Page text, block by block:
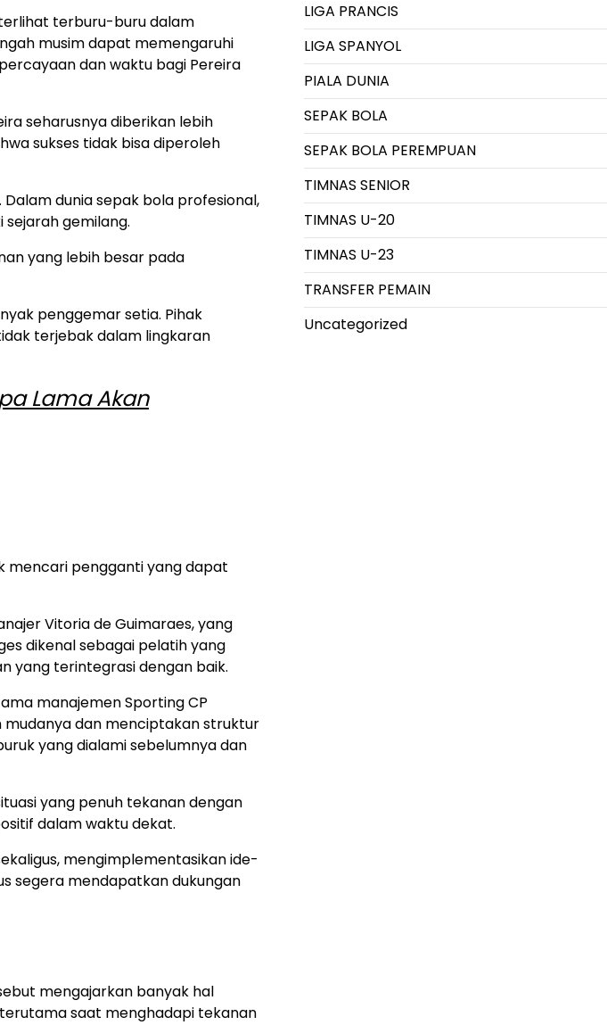
terburu-buru dalam
musim dapat memengaruhi
dan waktu bagi Pereira
seharusnya diberikan lebih
sukses tidak bisa diperoleh
dunia sepak bola profesional,
gemilang.
yang lebih besar pada
penggemar setia. Pihak
terjebak dalam lingkaran
Lama Akan
mencari pengganti yang dapat
Vitoria de Guimaraes, yang
dikenal sebagai pelatih yang
yang terintegrasi dengan baik.
manajemen Sporting CP
mudanya dan menciptakan struktur
yang dialami sebelumnya dan
yang penuh tekanan dengan
dalam waktu dekat.
mengimplementasikan ide-
segera mendapatkan dukungan
mengajarkan banyak hal
saat menghadapi tekanan
LIGA PRANCIS
LIGA SPANYOL
PIALA DUNIA
SEPAK BOLA
SEPAK BOLA PEREMPUAN
TIMNAS SENIOR
TIMNAS U-20
TIMNAS U-23
TRANSFER PEMAIN
Uncategorized